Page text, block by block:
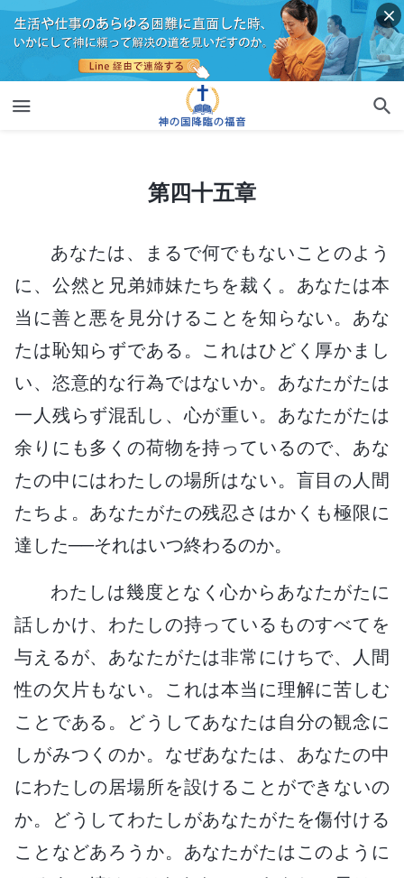
第四十五章
あなたは、まるで何でもないことのよう
に、公然と兄弟姉妹たちを裁く。あなたは本
当に善と悪を見分けることを知らない。あな
たは恥知らずである。これはひどく厚かまし
い、恣意的な行為ではないか。あなたがたは
一人残らず混乱し、心が重い。あなたがたは
余りにも多くの荷物を持っているので、あな
たの中にはわたしの場所はない。盲目の人間
たちよ。あなたがたの残忍さはかくも極限に
達した──それはいつ終わるのか。
わたしは幾度となく心からあなたがたに
話しかけ、わたしの持っているものすべてを
与えるが、あなたがたは非常にけちで、人間
性の欠片もない。これは本当に理解に苦しむ
ことである。どうしてあなたは自分の観念に
しがみつくのか。なぜあなたは、あなたの中
にわたしの居場所を設けることができないの
か。どうしてわたしがあなたがたを傷付ける
ことなどあろうか。あなたがたはこのように